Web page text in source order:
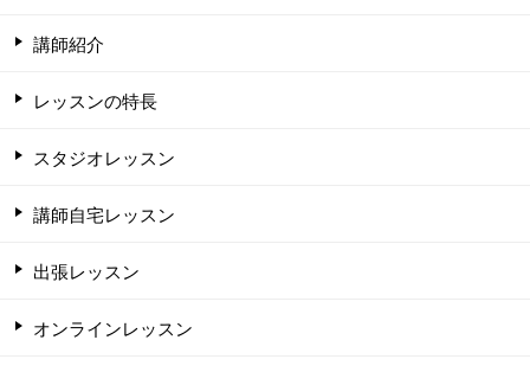
講師紹介
レッスンの特長
スタジオレッスン
講師自宅レッスン
出張レッスン
オンラインレッスン